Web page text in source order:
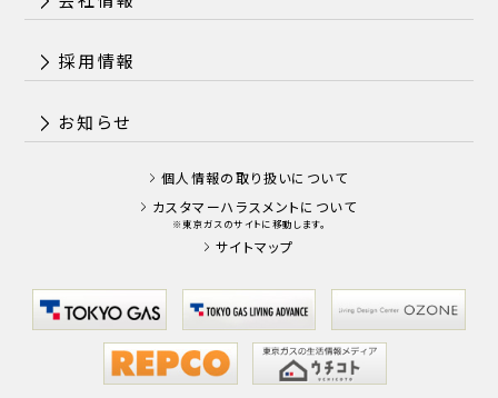
採用情報
お知らせ
個人情報の取り扱いについて
カスタマーハラスメントについて
※東京ガスのサイトに移動します。
サイトマップ